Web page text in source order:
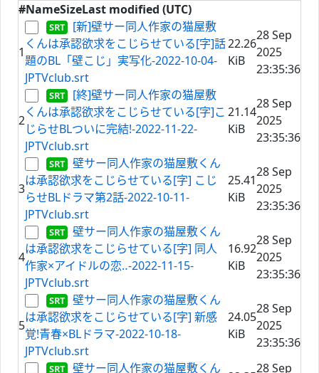
#NameSizeLast modified (UTC)
1
[新]壁サー同人作家の猫屋敷
くんは承認欲求をこじらせている[字]話
題のBL「壁こじ」実写化-2022-10-04-
JPTVclub.srt
22.26
KiB
28 Sep
2025
23:35:36
2
[終]壁サー同人作家の猫屋敷
くんは承認欲求をこじらせている[字]こ
じらせBLついに完結!-2022-11-22-
JPTVclub.srt
21.14
KiB
28 Sep
2025
23:35:36
3
壁サー同人作家の猫屋敷くん
は承認欲求をこじらせている[字] こじ
らせBLドラマ第2話-2022-10-11-
JPTVclub.srt
25.41
KiB
28 Sep
2025
23:35:36
4
壁サー同人作家の猫屋敷くん
は承認欲求をこじらせている[字] 同人
作家×アイドルの恋‥-2022-11-15-
JPTVclub.srt
16.92
KiB
28 Sep
2025
23:35:36
5
壁サー同人作家の猫屋敷くん
は承認欲求をこじらせている[字] 新感
覚!青春×BLドラマ-2022-10-18-
JPTVclub.srt
24.05
KiB
28 Sep
2025
23:35:36
壁サー同人作家の猫屋敷くん
28 Sep